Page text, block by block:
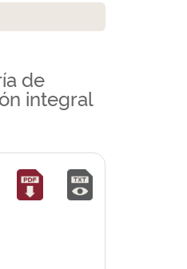
de
integral